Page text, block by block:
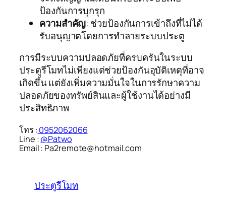
ป้องกันการบุกรุก
ความสำคัญ: ช่วยป้องกันการเข้าถึงที่ไม่ได้
รับอนุญาตโดยการทำลายระบบประตู
การมีระบบความปลอดภัยที่ครบครันในระบบ
ประตูรีโมทไม่เพียงแต่ช่วยป้องกันอุบัติเหตุที่อาจ
เกิดขึ้น แต่ยังเพิ่มความมั่นใจในการรักษาความ
ปลอดภัยของทรัพย์สินและผู้ใช้งานได้อย่างมี
ประสิทธิภาพ
โทร :0952062066
Line :@Patwo
Email : Pa2remote@hotmail.com
ประตูรีโมท